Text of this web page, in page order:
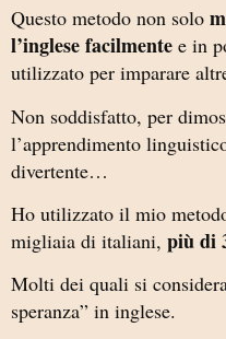
Questo metodo non solo
l’inglese facilmente e in
utilizzato per imparare
Non soddisfatto, per
l’apprendimento
divertente…
Ho utilizzato il mio
migliaia di italiani, più di
Molti dei quali si
speranza” in inglese.